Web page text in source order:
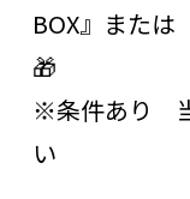
BOX』または
🎁
※条件あり
い